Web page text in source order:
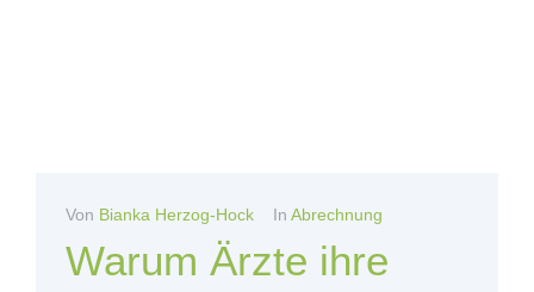
Von Bianka Herzog-Hock In Abrechnung
Warum Ärzte ihre